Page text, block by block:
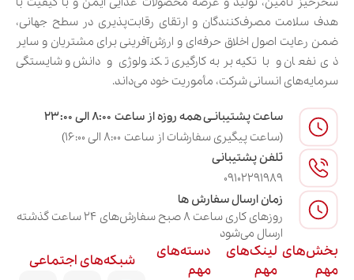
هدف سلامت مصرف‌کنندگان و ارتقای رقابت‌پذیری در سطح جهانی،
ضمن رعایت اصول اخلاق حرفه‌ای و ارزش‌آفرینی برای مشتریان و سایر
ذی‌نفعان و با تکیه بر به‌کارگیری تکنولوژی و دانش و شایستگی
سرمایه‌های انسانی شرکت، مأموریت خود می‌داند.
ساعت پشتیبانـی همه روزه از ساعت ۸:۰۰ الی ۲۳:۰۰
(ساعت پیگیری سفارشات از ساعت ۸:۰۰ الی ۱۶:۰۰)
تلفن پشتیبانی
09102291989
زمان ارسال سفارش ها
روزهای کاری ساعت ۸ صبح سفارش‌های ۲۴ ساعت گذشته
ارسال می‌شود
بخش‌های
مهم
لینک‌های
مهم
دسته‌های
مهم
شبکه‌های اجتماعی